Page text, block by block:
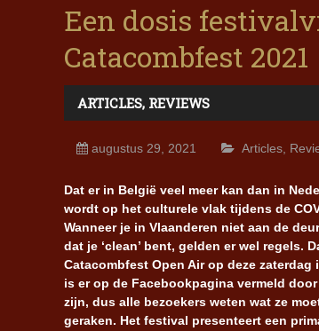
Een dosis
Catacombfest 2021
ARTICLES, REVIEWS
augustus 29, 2021 Articles
Dat er in België veel meer kan dan in
wordt op het culturele vlak tijdens de
Wanneer je in Vlaanderen niet aan de
dat je ‘clean’ bent, gelden er wel regels.
Catacombfest Open Air op deze
is er op de Facebookpagina vermeld
zijn, dus alle bezoekers weten wat ze
geraken. Het festival presenteert een